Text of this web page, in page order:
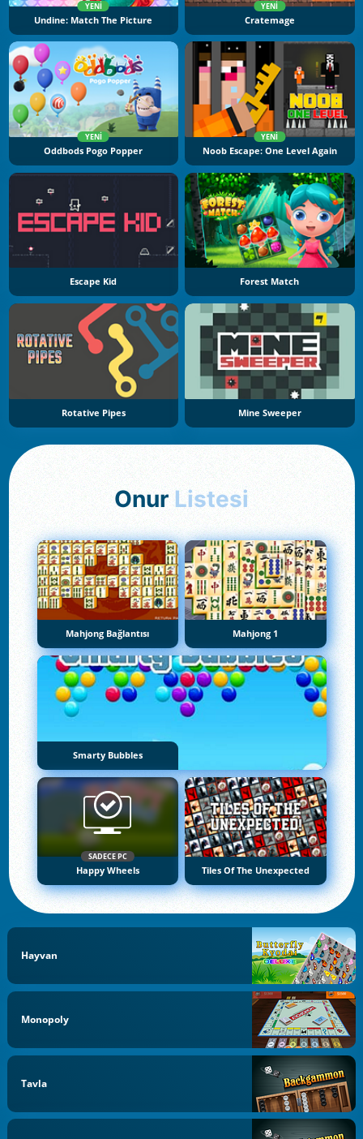
YENI
Undine: Match The Picture
YENI
Cratemage
YENI
Oddbods Pogo Popper
YENI
Noob Escape: One Level Again
Escape Kid Forest Match
Rotative Pipes Mine Sweeper
Onur Listesi
Mahjong Bağlantısı Mahjong 1
Smarty Bubbles
SADECE PC
Happy Wheels Tiles Of The Unexpected
Hayvan
Monopoly
Tavla